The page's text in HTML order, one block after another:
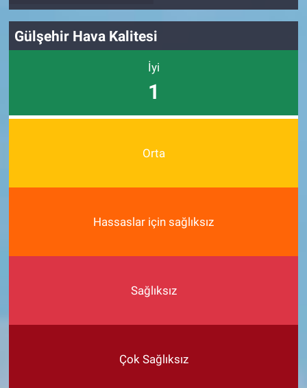
Gülşehir Hava Kalitesi
İyi
1
Orta
Hassaslar için sağlıksız
Sağlıksız
Çok Sağlıksız